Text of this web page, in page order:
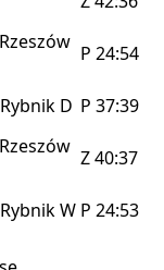
Rzeszów P 24:54
Rybnik D P 37:39
Rzeszów Z40:37
RybnikW P 24:53